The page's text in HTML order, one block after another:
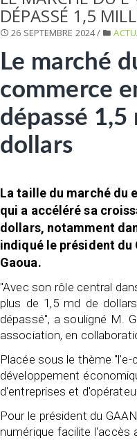
DÉPASSÉ 1,5
26 SEPTEMBRE 2024 /
Le marché
commerce
dépassé
dollars
La taille du marché du
qui a accéléré sa
dollars, notamment
indiqué le président du
Gaoua.
''Avec son rôle central
plus de 1,5 md de
dépassé", a souligné M.
association, en
Placée sous le thème
développement
d'entreprises et
Pour le président du
numérique facilite l'accès